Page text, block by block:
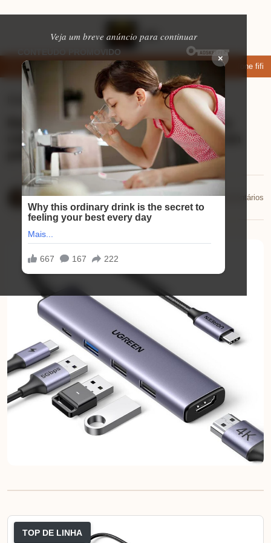
Veja um breve anúncio para continuar
×
apps de namoro que permitem enviar fotos e vídeos Microfone fifine
⏱ 10 min de leitura
Review USB C Hub 5 em 1: descubra
como ele transforma seu MacBook em
potência
Mariana Souza
11/12/2025
📅 11/12/2025💬 0 comentários
TOP DE LINHA